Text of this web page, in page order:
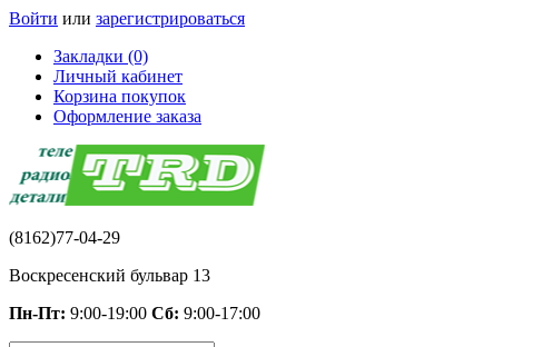
Войти или зарегистрироваться
Закладки (0)
Личный кабинет
Корзина покупок
Оформление заказа
(8162)77-04-29
Воскресенский бульвар 13
Пн-Пт: 9:00-19:00 Сб: 9:00-17:00